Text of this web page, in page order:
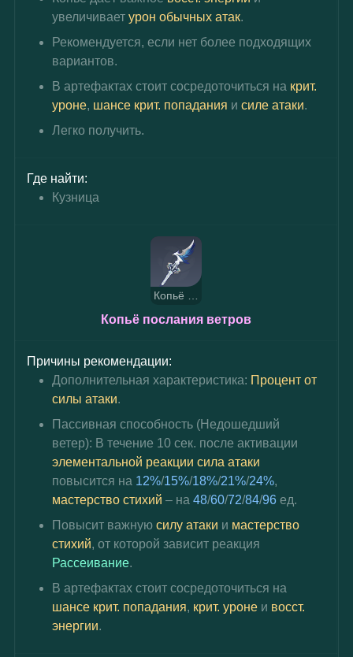
увеличивает урон обычных атак.
Рекомендуется, если нет более подходящих
вариантов.
В артефактах стоит сосредоточиться на крит.
уроне, шансе крит. попадания и силе атаки.
Легко получить.
Где найти:
Кузница
Копьё послания ветров
Причины рекомендации:
Дополнительная характеристика: Процент от
силы атаки.
Пассивная способность (Недошедший
ветер): В течение 10 сек. после активации
элементальной реакции сила атаки
повысится на 12%/15%/18%/21%/24%,
мастерство стихий – на 48/60/72/84/96 ед.
Повысит важную силу атаки и мастерство
стихий, от которой зависит реакция
Рассеивание.
В артефактах стоит сосредоточиться на
шансе крит. попадания, крит. уроне и восст.
энергии.